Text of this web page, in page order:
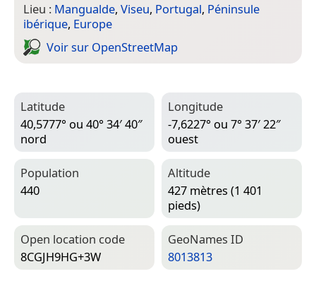
Lieu : Mangualde, Viseu, Portugal, Péninsule
ibérique, Europe
Voir sur Open­Street­Map
Latitude
40,5777° ou 40° 34′ 40″
nord
Longitude
-7,6227° ou 7° 37′ 22″
ouest
Population
440
Altitude
427 mètres (1 401
pieds)
Open location code
8CGJH9HG+3W
Geo­Names ID
8013813